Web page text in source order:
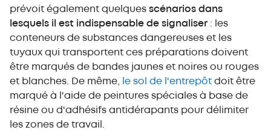
prévoit également quelques scénarios dans
lesquels il est indispensable de signaliser: les
conteneurs de substances dangereuses et les
tuyaux qui transportent ces préparations doivent
être marqués de bandes jaunes et noires ou rouges
et blanches. De même,
le sol de l'entrepôt doit être
marqué à l'aide de peintures spéciales à base de
résine ou d'adhésifs antidérapants pour délimiter
les zones de travail.